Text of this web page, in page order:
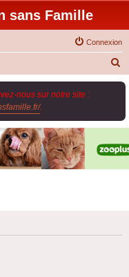
sans Famille
Connexion
e
r
nous sur notre site :
.